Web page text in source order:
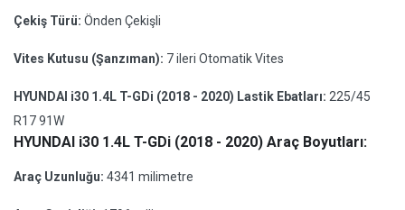
Çekiş Türü: Önden Çekişli
Vites Kutusu (Şanzıman): 7 ileri Otomatik Vites
HYUNDAI i30 1.4L T-GDi (2018 - 2020) Lastik Ebatları: 225/45
R17 91W
HYUNDAI i30 1.4L T-GDi (2018 - 2020) Araç Boyutları:
Araç Uzunluğu: 4341 milimetre